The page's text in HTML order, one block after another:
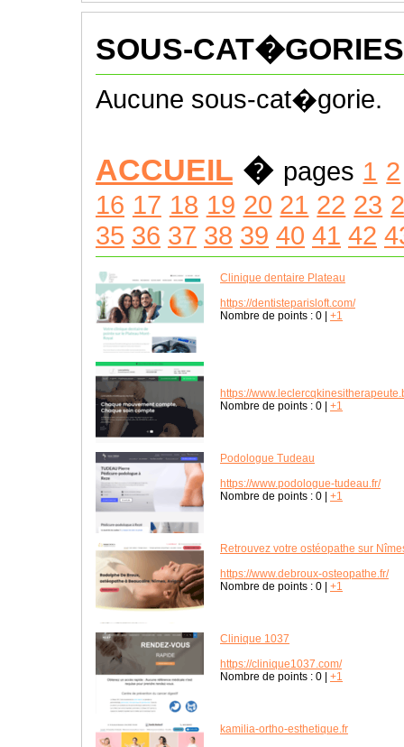
SOUS-CAT�GORIES
Aucune sous-cat�gorie.
ACCUEIL � pages 1 2
16 17 18 19 20 21 22 23
35 36 37 38 39 40 41 42
Clinique dentaire Plateau
https://dentisteparisloft.com/
Nombre de points : 0 +1
https://
Nombre de points : 0 +1
Podologue Tudeau
https://www.podologue-tudeau.fr/
Nombre de points : 0 +1
Retrouvez votre ostéopathe sur
https://www.debroux-osteopathe.fr/
Nombre de points : 0 +1
Clinique 1037
https://clinique1037.com/
Nombre de points : 0 +1
kamilia-ortho-esthetique.fr